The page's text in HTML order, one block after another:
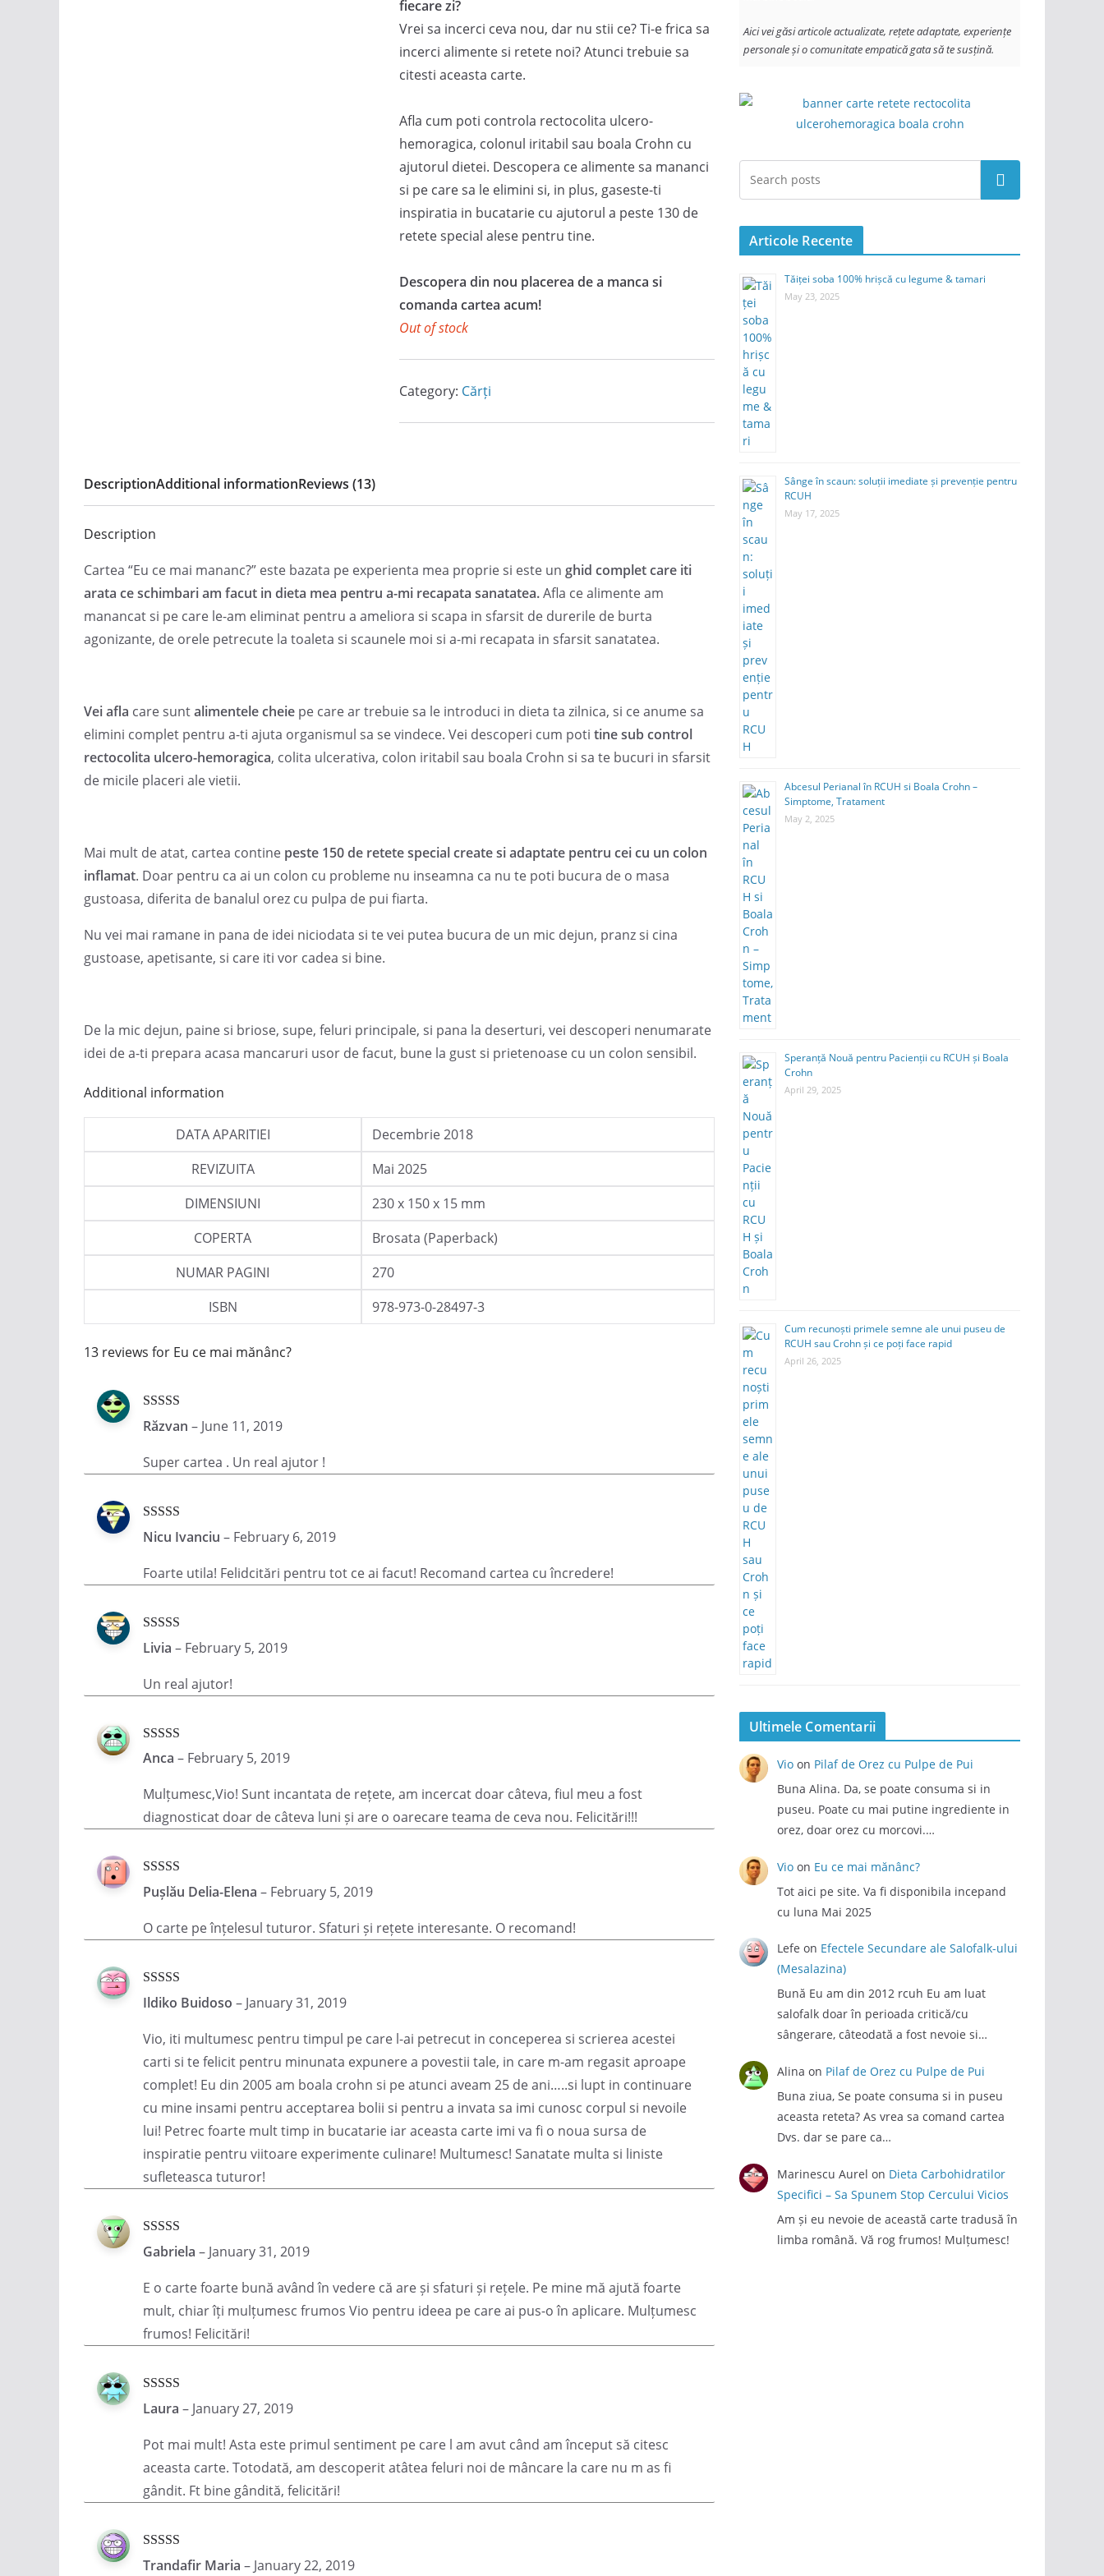
ratings
g
i
n
l
p
r
i
c
e
a
s
:
,
e
r
e
n
p
r
i
c
e
i
:
3
9
9
.
fiecare zi?
Vrei sa incerci ceva nou, dar nu stii ce? Ti-e frica sa
incerci alimente si retete noi? Atunci trebuie sa
citesti aceasta carte.
Afla cum poti controla rectocolita ulcero-
hemoragica, colonul iritabil sau boala Crohn cu
ajutorul dietei. Descopera ce alimente sa mananci
si pe care sa le elimini si, in plus, gaseste-ti
inspiratia in bucatarie cu ajutorul a peste 130 de
retete special alese pentru tine.
Descopera din nou placerea de a manca si
comanda cartea acum!
Out of stock
Category: Cărți
DescriptionAdditional informationReviews (13)
Description
Cartea “Eu ce mai mananc?” este bazata pe experienta mea proprie si este un ghid complet care iti
arata ce schimbari am facut in dieta mea pentru a-mi recapata sanatatea.Afla ce alimente am
manancat si pe care le-am eliminat pentru a ameliora si scapa in sfarsit de durerile de burta
agonizante, de orele petrecute la toaleta si scaunele moi si a-mi recapata in sfarsit sanatatea.
Vei afla care suntalimentele cheie pe care ar trebuie sa le introduci in dieta ta zilnica, si ce anume sa
elimini complet pentru a-ti ajuta organismul sa se vindece. Vei descoperi cum poti tine sub control
rectocolita ulcero-hemoragica, colita ulcerativa, colon iritabil sau boala Crohn si sa te bucuri in sfarsit
de micile placeri ale vietii.
Mai mult de atat, cartea contine peste 150 de retete special create si adaptate pentru cei cu un colon
inflamat. Doar pentru ca ai un colon cu probleme nu inseamna ca nu te poti bucura de o masa
gustoasa, diferita de banalul orez cu pulpa de pui fiarta.
Nu vei mai ramane in pana de idei niciodata si te vei putea bucura de un mic dejun, pranz si cina
gustoase, apetisante, si care iti vor cadea si bine.
De la mic dejun, paine si briose, supe, feluri principale, si pana la deserturi, vei descoperi nenumarate
idei de a-ti prepara acasa mancaruri usor de facut, bune la gust si prietenoase cu un colon sensibil.
Additional information
DATA APARITIEI
Decembrie 2018
REVIZUITA
Mai 2025
DIMENSIUNI
230 x 150 x 15 mm
COPERTA
Brosata (Paperback)
NUMAR PAGINI
270
ISBN
978-973-0-28497-3
13 reviews for Eu ce mai mănânc?
Rated
out
Răzvan – June 11, 2019
Super cartea . Un real ajutor !
Rated5
Nicu Ivanciu – February 6, 2019
Foarte utila! Felidcitări pentru tot ce ai facut! Recomand cartea cu încredere!
Rated
out
Livia – February 5, 2019
Un real ajutor!
Rated
out
Anca – February 5, 2019
Mulțumesc,Vio! Sunt incantata de rețete, am incercat doar câteva, fiul meu a fost
diagnosticat doar de câteva luni și are o oarecare teama de ceva nou. Felicitări!!!
Rated
out
Pușlău Delia-Elena – February 5, 2019
O carte pe înțelesul tuturor. Sfaturi și rețete interesante. O recomand!
Rated 5out
Ildiko Buidoso – January 31, 2019
Vio, iti multumesc pentru timpul pe care l-ai petrecut in conceperea si scrierea acestei
carti si te felicit pentru minunata expunere a povestii tale, in care m-am regasit aproape
complet! Eu din 2005 am boala crohn si pe atunci aveam 25 de ani…..si lupt in continuare
cu mine insami pentru acceptarea bolii si pentru a invata sa imi cunosc corpul si nevoile
lui! Petrec foarte mult timp in bucatarie iar aceasta carte imi va fi o noua sursa de
inspiratie pentru viitoare experimente culinare! Multumesc! Sanatate multa si liniste
sufleteasca tuturor!
Rated
out
Gabriela – January 31, 2019
E o carte foarte bună având în vedere că are și sfaturi și rețele. Pe mine mă ajută foarte
mult, chiar îți mulțumesc frumos Vio pentru ideea pe care ai pus-o în aplicare. Mulțumesc
frumos! Felicitări!
Rated
out
Laura – January 27, 2019
Pot mai mult! Asta este primul sentiment pe care l am avut când am început să citesc
aceasta carte. Totodată, am descoperit atâtea feluri noi de mâncare la care nu m as fi
gândit. Ft bine gândită, felicitări!
Rated 5
out
Trandafir Maria – January 22, 2019
Aici vei găsi articole actualizate, rețete adaptate, experiențe
personale și o comunitate empatică gata să te susțină.
Search
Articole Recente
Tăiței soba 100% hrișcă cu legume & tamari
May 23, 2025
Sânge în scaun: soluții imediate și prevenție pentru
RCUH
May 17, 2025
Abcesul Perianal în RCUH si Boala Crohn –
Simptome, Tratament
May 2, 2025
Speranță Nouă pentru Pacienții cu RCUH și Boala
Crohn
April 29, 2025
Cum recunoști primele semne ale unui puseu de
RCUH sau Crohn și ce poți face rapid
April 26, 2025
Ultimele Comentarii
Vioon Pilaf de Orez cu Pulpe de Pui
Buna Alina. Da, se poate consuma si in
puseu. Poate cu mai putine ingrediente in
orez, doar orez cu morcovi.…
Vioon Eu ce mai mănânc?
Tot aici pe site. Va fi disponibila incepand
cu luna Mai 2025
Lefe on Efectele Secundare ale Salofalk-ului
(Mesalazina)
Bună Eu am din 2012 rcuh Eu am luat
salofalk doar în perioada critică/cu
sângerare, câteodată a fost nevoie si…
Alina on Pilaf de Orez cu Pulpe de Pui
Buna ziua, Se poate consuma si in puseu
aceasta reteta? As vrea sa comand cartea
Dvs. dar se pare ca…
Marinescu Aurel on Dieta Carbohidratilor
Specifici – Sa Spunem Stop Cercului Vicios
Am și eu nevoie de această carte tradusă în
limba română. Vă rog frumos! Mulțumesc!